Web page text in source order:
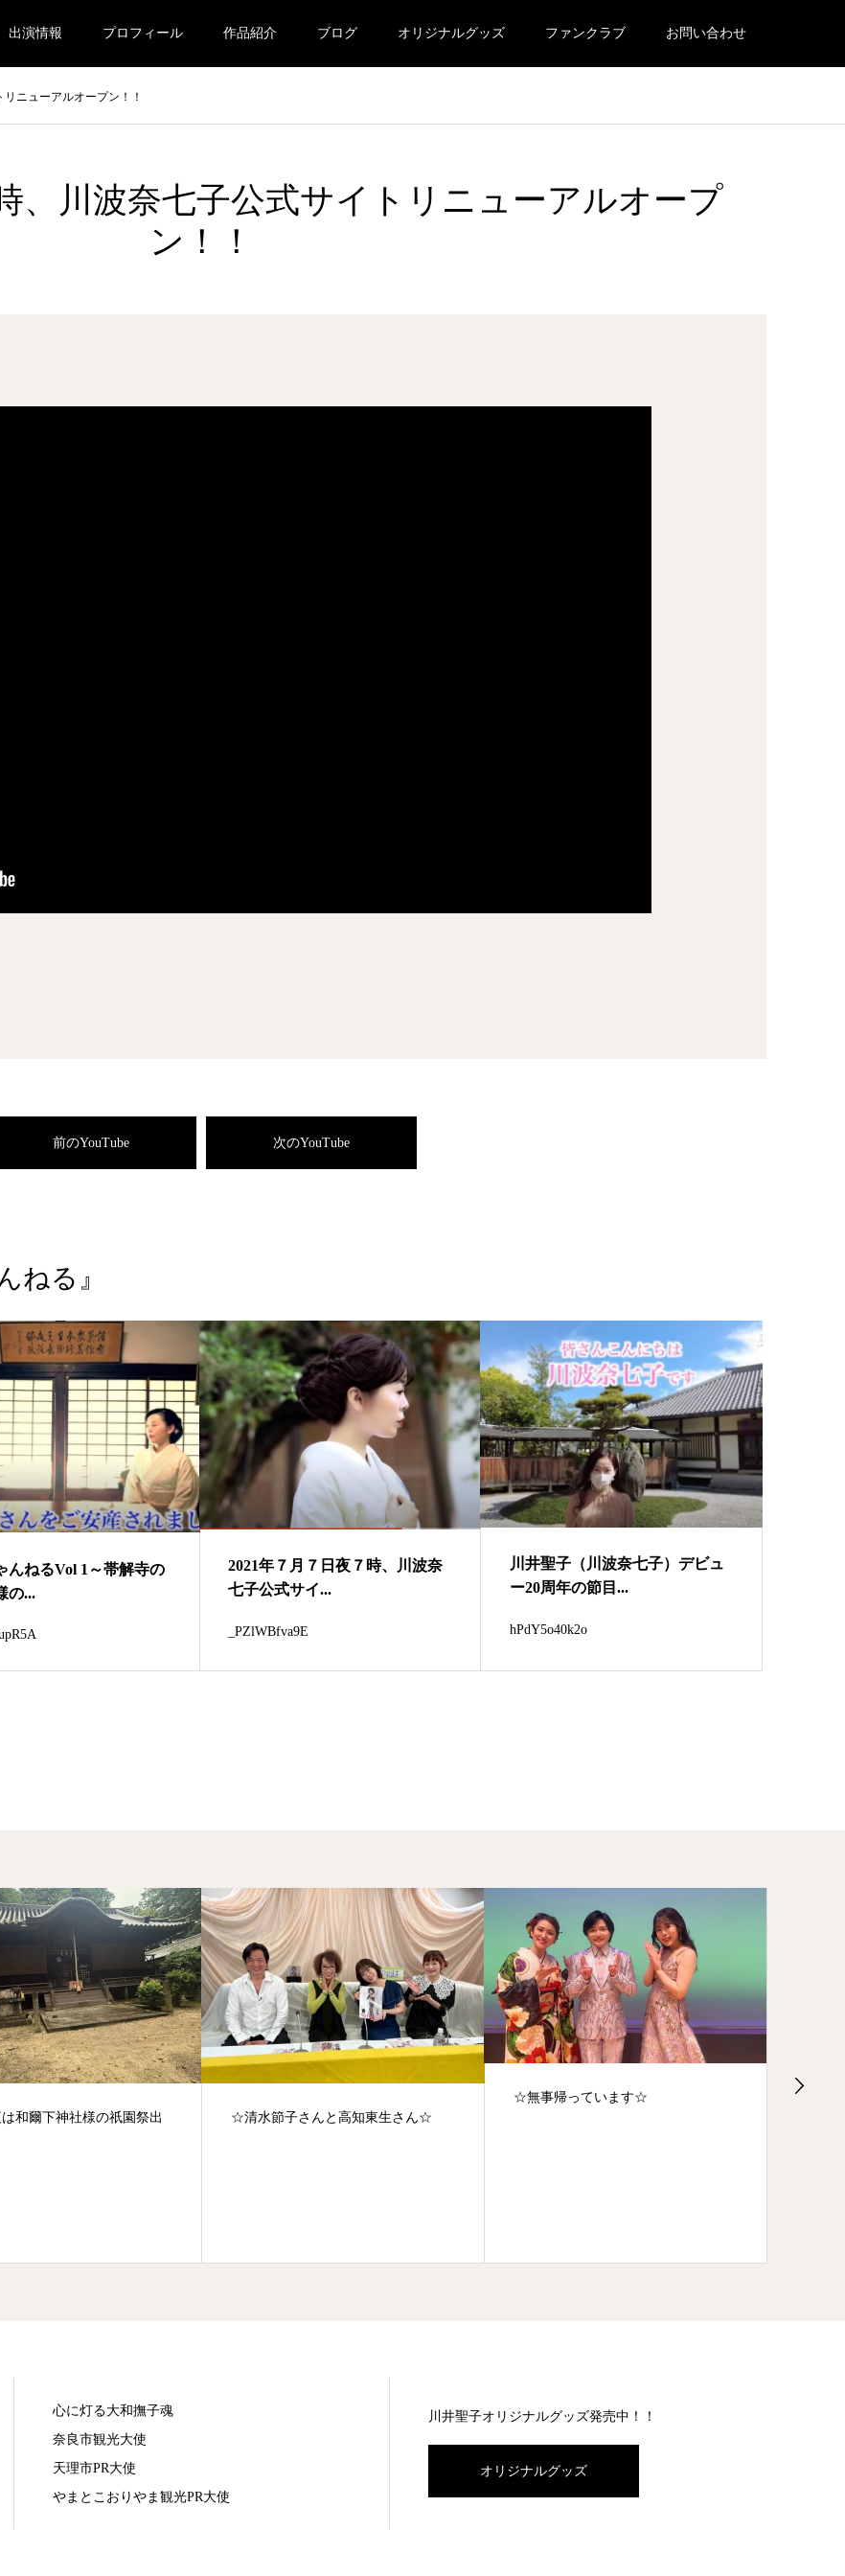
出演情報 プロフィール 作品紹介 ブログ オリジナルグッズ ファンクラブ お問い合わせ
ニューアルオープン！！
、川波奈七子公式サイトリニューアルオープ
ン！！
前のYouTube 次のYouTube
ねる』
んねるVol 1～帯解寺の
の...
2021年７月７日夜７時、川波奈
七子公式サイ...
_PZlWBfva9E
川井聖子（川波奈七子）デビュ
ー20周年の節目...
hPdY5o40k2o
和爾下神社様の祇園祭出
☆清水節子さんと高知東生さん☆
☆無事帰っています☆
心に灯る大和撫子魂
奈良市観光大使
天理市PR大使
やまとこおりやま観光PR大使
川井聖子オリジナルグッズ発売中！！
オリジナルグッズ